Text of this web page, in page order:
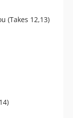
(Takes 12,13)